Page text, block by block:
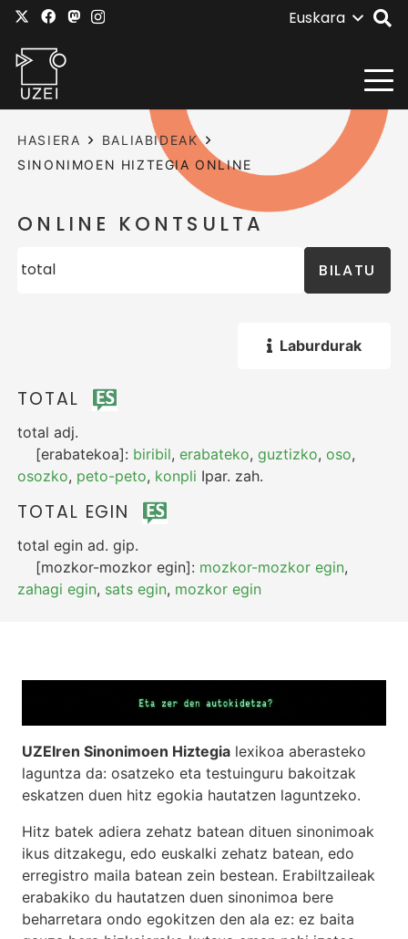
Euskara
HASIERA
BALIABIDEAK
SINONIMOEN HIZTEGIA ONLINE
ONLINE KONTSULTA
BILATU
Laburdurak
TOTAL
total adj.
[erabatekoa]: biribil,erabateko,guztizko,oso,
osozko, peto-peto, konpli Ipar. zah.
TOTAL EGIN
total egin ad. gip.
[mozkor-mozkor egin]: mozkor-mozkor egin,
zahagi egin, sats egin, mozkor egin
UZEIren Sinonimoen Hiztegia lexikoa aberasteko
laguntza da: osatzeko eta testuinguru bakoitzak
eskatzen duen hitz egokia hautatzen laguntzeko.
Hitz batek adiera zehatz batean dituen sinonimoak
ikus ditzakegu, edo euskalki zehatz batean, edo
erregistro maila batean zein bestean. Erabiltzaileak
erabakiko du hautatzen duen sinonimoa bere
beharretara ondo egokitzen den ala ez: ez baita